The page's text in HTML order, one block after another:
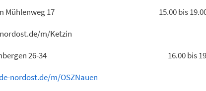
Am Mühlenweg 17 15.00 bis 19.00
m/Ketzin
Luchbergen 26-34
16.00 bis
nordost.de/m/OSZNauen